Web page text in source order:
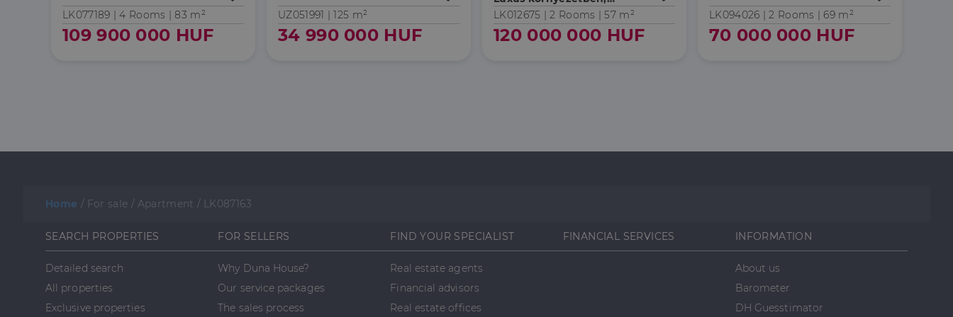
LK077189 |4 Rooms | 83 m²
109 900 000 HUF
UZ051991 |125 m²
34 990 000 HUF
kiemelt fittness
szolgáltatásokat nyújtó
társasházban,
LK012675 |2 Rooms | 57 m²
120 000 000 HUF
LK094026 |2 Rooms | 69 m²
70 000 000 HUF
Home / For sale / Apartment / LK087163
SEARCH PROPERTIES
Detailed search
All properties
Exclusive properties
FOR SELLERS
Why Duna House?
Our service packages
The sales process
FIND YOUR SPECIALIST
Real estate agents
Financial advisors
Real estate offices
FINANCIAL SERVICES INFORMATION
About us
Barometer
DH Guesstimator